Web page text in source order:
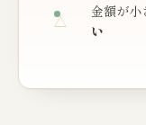
金額が小
い